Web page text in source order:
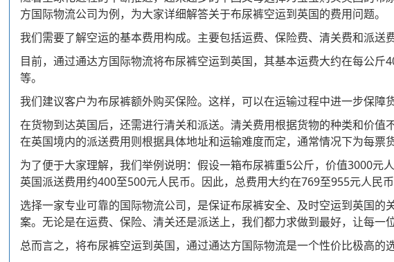
方国际物流公司为例，为大家详细解答关于布尿裤空运到英国的费用问题。
我们需要了解空运的基本费用构成。主要包括运费、保险费、清关费和派
目前，通过通达方国际物流将布尿裤空运到英国，其基本运费大约在每公
等。
我们建议客户为布尿裤额外购买保险。这样，可以在运输过程中进一步保
在货物到达英国后，还需进行清关和派送。清关费用根据货物的种类和价
在英国境内的派送费用则根据具体地址和运输难度而定，通常情况下为每票
为了便于大家理解，我们举例说明：假设一箱布尿裤重5公斤，价值3000
英国派送费用约400至500元人民币。因此，总费用大约在769至955元人民币
选择一家专业可靠的国际物流公司，是保证布尿裤安全、及时空运到英国
案。无论是在运费、保险、清关还是派送上，我们都力求做到最好，让每一
总而言之，将布尿裤空运到英国，通过通达方国际物流是一个性价比极高